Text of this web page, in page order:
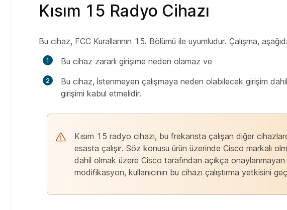
Kısım 15 Radyo Cihazı
Bu cihaz, FCC Kurallarının 15. Bölümü ile uyumludur. Çalışma,
Bu cihaz zararlı girişime neden olamaz ve
Bu cihaz, İstenmeyen çalışmaya neden olabilecek girişim
girişimi kabul etmelidir.
Kısım 15 radyo cihazı, bu frekansta çalışan diğer
esasta çalışır. Söz konusu ürün üzerinde Cisco markalı
dahil olmak üzere Cisco tarafından açıkça
modifikasyon, kullanıcının bu cihazı çalıştırma yetkisini